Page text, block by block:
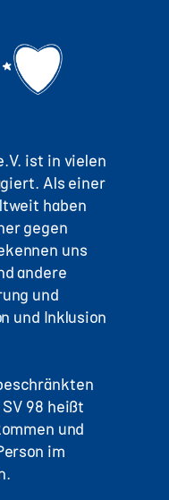
ist in vielen
Als einer
haben
gegen
uns
andere
und
und Inklusion
98 heißt
und
im